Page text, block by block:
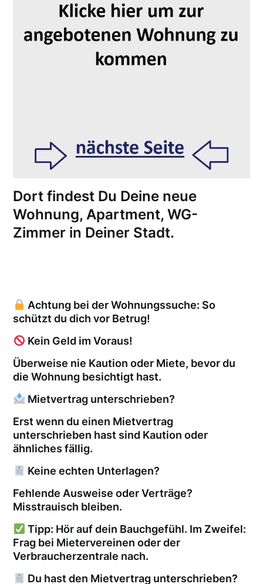
Dort findest Du Deine neue
Wohnung, Apartment, WG-
Zimmer in Deiner Stadt.
Achtung bei der Wohnungssuche: So
schützt du dich vor Betrug!
Kein Geld im Voraus!
Überweise nie Kaution oder Miete, bevor du
die Wohnung besichtigt hast.
Mietvertrag unterschrieben?
Erst wenn du einen Mietvertrag
unterschrieben hast sind Kaution oder
ähnliches fällig.
Keine echten Unterlagen?
Fehlende Ausweise oder Verträge?
Misstrauisch bleiben.
Tipp: Hör auf dein Bauchgefühl. Im Zweifel:
Frag bei Mietervereinen oder der
Verbraucherzentrale nach.
Du hast den Mietvertrag unterschrieben?